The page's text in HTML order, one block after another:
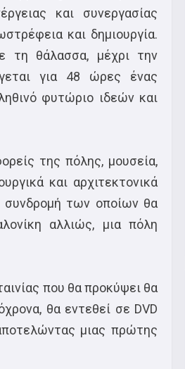
και συνεργασίας
και δημιουργία.
τη θάλασσα, μέχρι την
για 48 ώρες ένας
φυτώριο ιδεών και
της πόλης, μουσεία,
και αρχιτεκτονικά
συνδρομή των οποίων θα
αλλιώς, μια πόλη
που θα προκύψει θα
θα εντεθεί σε DVD
μιας πρώτης